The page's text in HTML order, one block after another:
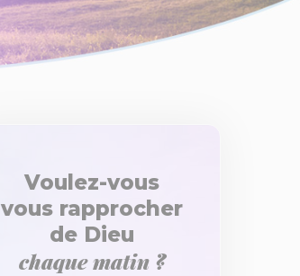
Voulez-vous
vous rapprocher
de Dieu
chaque matin ?